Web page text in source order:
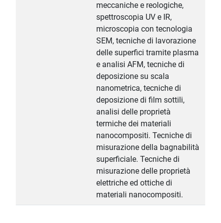
meccaniche e reologiche,
spettroscopia UV e IR,
microscopia con tecnologia
SEM, tecniche di lavorazione
delle superfici tramite plasma
e analisi AFM, tecniche di
deposizione su scala
nanometrica, tecniche di
deposizione di film sottili,
analisi delle proprietà
termiche dei materiali
nanocompositi. Tecniche di
misurazione della bagnabilità
superficiale. Tecniche di
misurazione delle proprietà
elettriche ed ottiche di
materiali nanocompositi.